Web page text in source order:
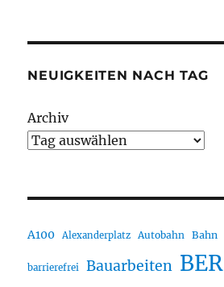
NEUIGKEITEN NACH TAG
Archiv
A100 Alexanderplatz Autobahn Bahn
barrierefrei Bauarbeiten BER